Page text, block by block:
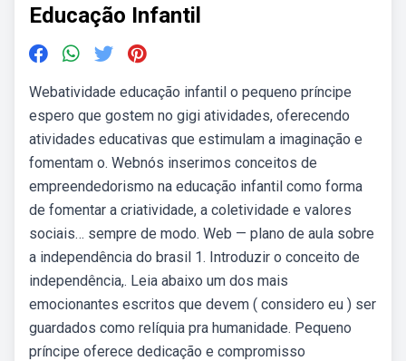
Educação Infantil
Webatividade educação infantil o pequeno príncipe
espero que gostem no gigi atividades, oferecendo
atividades educativas que estimulam a imaginação e
fomentam o. Webnós inserimos conceitos de
empreendedorismo na educação infantil como forma
de fomentar a criatividade, a coletividade e valores
sociais… sempre de modo. Web — plano de aula sobre
a independência do brasil 1. Introduzir o conceito de
independência,. Leia abaixo um dos mais
emocionantes escritos que devem ( considero eu ) ser
guardados como relíquia pra humanidade. Pequeno
príncipe oferece dedicação e compromisso